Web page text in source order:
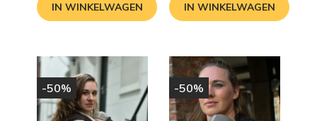
IN WINKELWAGEN IN WINKELWAGEN
-50% -50%